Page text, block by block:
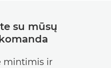
su mūsų
mintimis ir